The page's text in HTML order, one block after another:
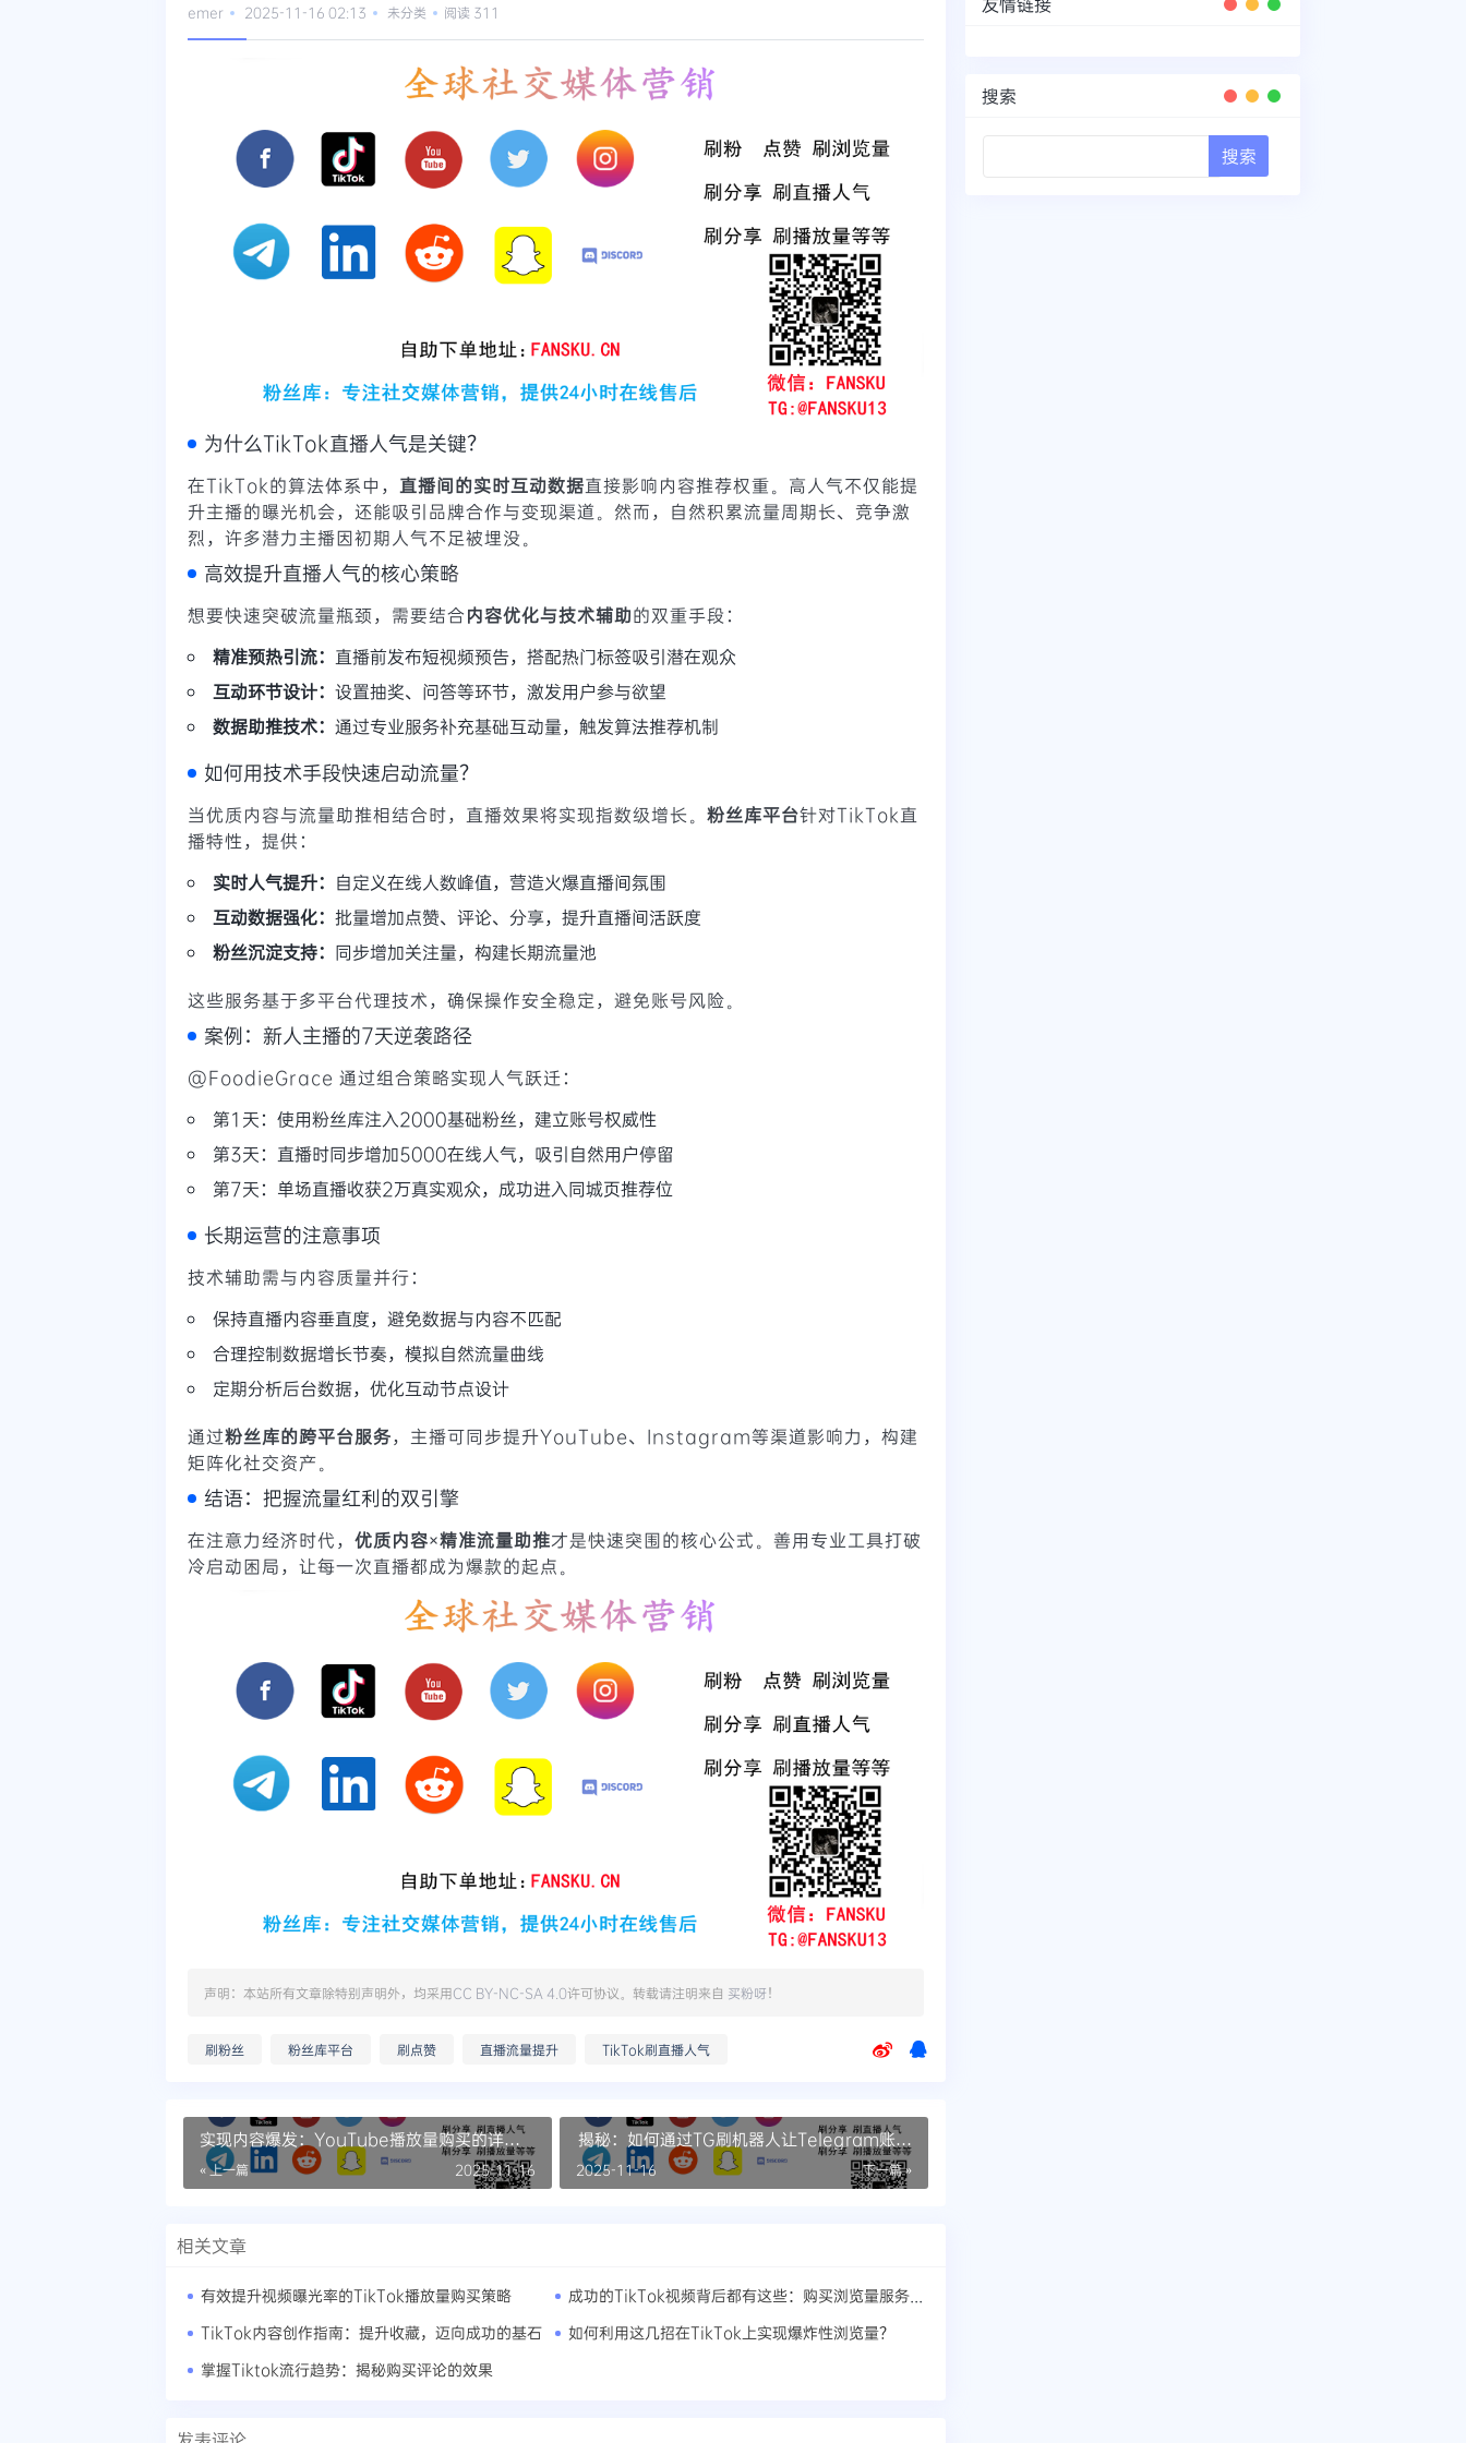
emer 2025-11-16 02:13 未分类 阅读 311
为什么TikTok直播人气是关键？
在TikTok的算法体系中， 直播间的实时互动数据直接影响内容推荐权重。高人气不仅能提
升主播的曝光机会，还能吸引品牌合作与变现渠道。然而，自然积累流量周期长、竞争激
烈，许多潜力主播因初期人气不足被埋没。
高效提升直播人气的核心策略
想要快速突破流量瓶颈，需要结合内容优化与技术辅助的双重手段：
精准预热引流： 直播前发布短视频预告，搭配热门标签吸引潜在观众
互动环节设计： 设置抽奖、问答等环节，激发用户参与欲望
数据助推技术： 通过专业服务补充基础互动量，触发算法推荐机制
如何用技术手段快速启动流量？
当优质内容与流量助推相结合时，直播效果将实现指数级增长。 粉丝库平台针对TikTok直
播特性，提供：
实时人气提升： 自定义在线人数峰值，营造火爆直播间氛围
互动数据强化： 批量增加点赞、评论、分享，提升直播间活跃度
粉丝沉淀支持： 同步增加关注量，构建长期流量池
这些服务基于多平台代理技术，确保操作安全稳定，避免账号风险。
案例：新人主播的7天逆袭路径
@FoodieGrace 通过组合策略实现人气跃迁：
第1天：使用粉丝库注入2000基础粉丝，建立账号权威性
第3天：直播时同步增加5000在线人气，吸引自然用户停留
第7天：单场直播收获2万真实观众，成功进入同城页推荐位
长期运营的注意事项
技术辅助需与内容质量并行：
保持直播内容垂直度，避免数据与内容不匹配
合理控制数据增长节奏，模拟自然流量曲线
定期分析后台数据，优化互动节点设计
通过粉丝库的跨平台服务，主播可同步提升YouTube、Instagram等渠道影响力，构建
矩阵化社交资产。
结语：把握流量红利的双引擎
在注意力经济时代， 优质内容×精准流量助推才是快速突围的核心公式。善用专业工具打破
冷启动困局，让每一次直播都成为爆款的起点。
声明：本站所有文章除特别声明外，均采用CC BY-NC-SA 4.0许可协议。转载请注明来自 买粉呀！
刷粉丝 粉丝库平台 刷点赞 直播流量提升 TikTok刷直播人气
实现内容爆发：YouTube播放量购买的详细
策略
« 上一篇 2025-11-16
揭秘：如何通过TG刷机器人让Telegram账号
粉丝激增
下一篇 »
2025-11-16
相关文章
有效提升视频曝光率的TikTok播放量购买策略
TikTok内容创作指南：提升收藏，迈向成功的基石
如何利用这几招在TikTok上实现爆炸性浏览量？
掌握Tiktok流行趋势：揭秘购买评论的效果
搜索